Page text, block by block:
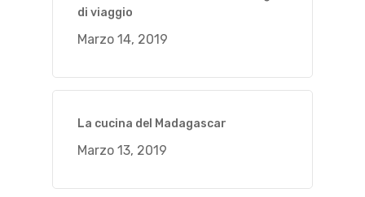
di viaggio
Marzo 14, 2019
La cucina del Madagascar
Marzo 13, 2019